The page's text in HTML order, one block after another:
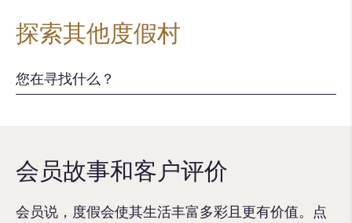
探索其他度假村
会员故事和客户评价
会员说，度假会使其生活丰富多彩且更有价值。点